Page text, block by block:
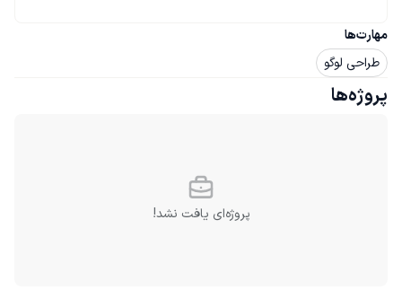
مهارت‌ها
طراحی لوگو
پروژه‌ها
پروژه‌ای یافت نشد!